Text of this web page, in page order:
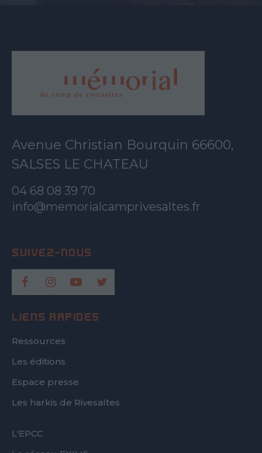
Avenue Christian Bourquin 66600,
SALSES LE CHATEAU
04 68 08 39 70
info@memorialcamprivesaltes.fr
LIENS RAPIDES
Ressources
Les éditions
Espace presse
Les harkis de Rivesaltes
FOOTER
L'EPCC